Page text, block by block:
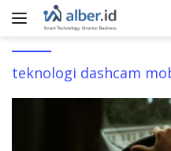
Langsung
teknologi dashcam